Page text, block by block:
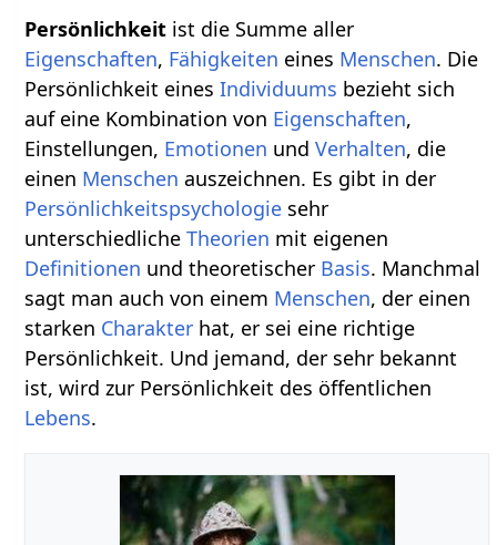
Persönlichkeit ist die Summe aller
Eigenschaften, Fähigkeiten eines Menschen. Die
Persönlichkeit einesIndividuums bezieht sich
auf eine Kombination von Eigenschaften,
Einstellungen, Emotionen undVerhalten, die
einen Menschen auszeichnen. Es gibt in der
Persönlichkeitspsychologie sehr
unterschiedlicheTheorien mit eigenen
Definitionen und theoretischer Basis. Manchmal
sagt man auch von einem Menschen, der einen
starken Charakter hat, er sei eine richtige
Persönlichkeit. Und jemand, der sehr bekannt
ist, wird zur Persönlichkeit des öffentlichen
Lebens.